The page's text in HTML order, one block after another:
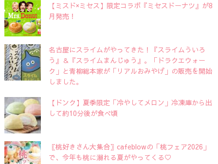
【ミスド×ミセス】限定コラボ『ミセスドーナツ』が8
月発売！
名古屋にスライムがやってきた！『スライムういろ
う』＆『スライムまんじゅう』。「ドラクエウォー
ク」と青柳総本家が「リアルおみやげ」の販売を開始
しました。
【ドンク】夏季限定「冷やしてメロン」冷凍庫から出
して約10分後が食べ頃
〖桃好きさん大集合〗cafeblowの「桃フェア2026」
で、今年も桃に溺れる夏がやってくる♡